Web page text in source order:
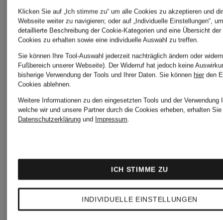
Schuhe
&
Sneaker
Lila
New
Balance
SALE
für
Herren
Balance
Shorts
Klicken Sie auf „Ich stimme zu“ um alle Cookies zu akzeptieren und
Webseite weiter zu navigieren; oder auf „Individuelle Einstellungen“,
detaillierte Beschreibung der Cookie-Kategorien und eine Übersicht
Cookies zu erhalten sowie eine individuelle Auswahl zu treffen.
Sie können Ihre Tool-Auswahl jederzeit nachträglich ändern oder
Fußbereich unserer Webseite). Der Widerruf hat jedoch keine
bisherige Verwendung der Tools und Ihrer Daten. Sie können hier den
Cookies ablehnen.
Weitere Informationen zu den eingesetzten Tools und der Verwendung
welche wir und unsere Partner durch die Cookies erheben, erhalten
Datenschutzerklärung und Impressum.
INDIVIDUELLE EINSTELLUNGEN
ICH STIMME ZU